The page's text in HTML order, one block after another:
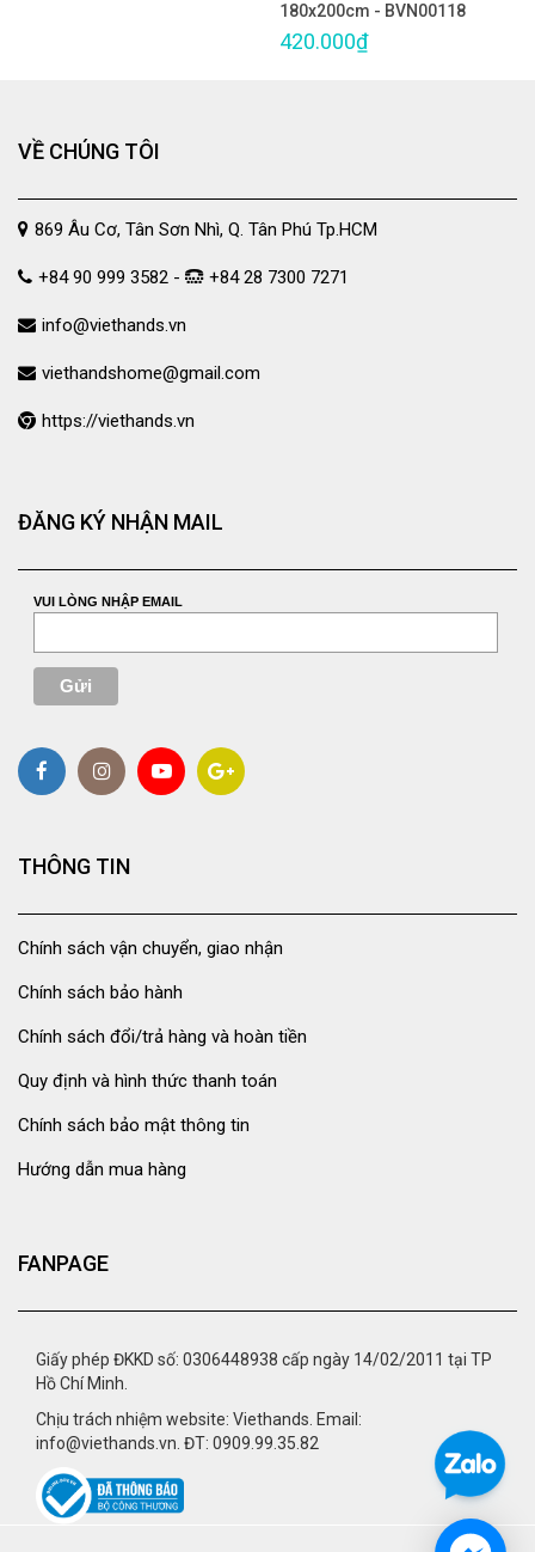
180x200cm - BVN00118
420.000₫
VỀ CHÚNG TÔI
869 Âu Cơ, Tân Sơn Nhì, Q. Tân Phú Tp.HCM
+84 90 999 3582 - +84 28 7300 7271
info@viethands.vn
viethandshome@gmail.com
https://viethands.vn
ĐĂNG KÝ NHẬN MAIL
VUI LÒNG NHẬP EMAIL
THÔNG TIN
Chính sách vận chuyển, giao nhận
Chính sách bảo hành
Chính sách đổi/trả hàng và hoàn tiền
Quy định và hình thức thanh toán
Chính sách bảo mật thông tin
Hướng dẫn mua hàng
FANPAGE
Giấy phép ĐKKD số: 0306448938 cấp ngày 14/02/2011 tại TP
Hồ Chí Minh.
Chịu trách nhiệm website: Viethands. Email:
info@viethands.vn. ĐT: 0909.99.35.82